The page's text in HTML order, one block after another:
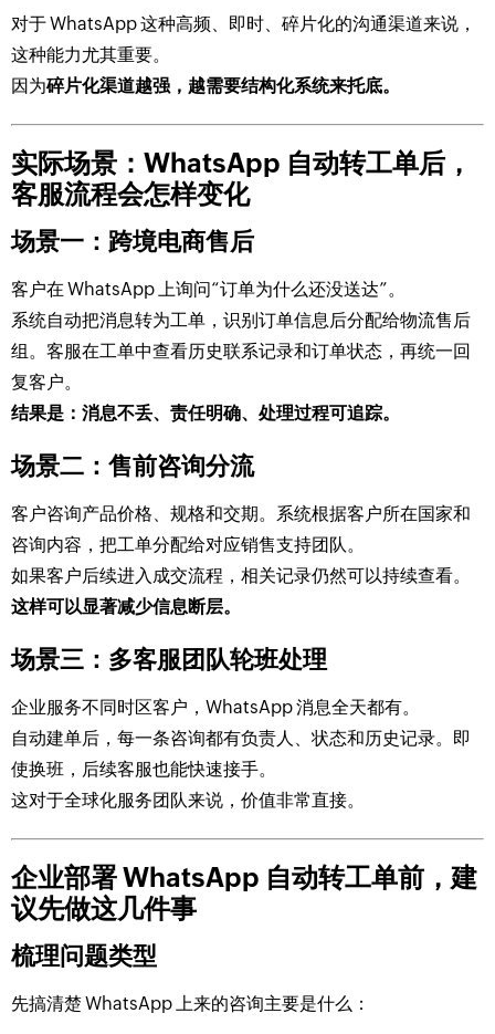
对于 WhatsApp 这种高频、即时、碎片化的沟通渠道来说，
这种能力尤其重要。
因为碎片化渠道越强，越需要结构化系统来托底。
实际场景：WhatsApp 自动转工单后，
客服流程会怎样变化
场景一：跨境电商售后
客户在 WhatsApp 上询问“订单为什么还没送达”。
系统自动把消息转为工单，识别订单信息后分配给物流售后
组。客服在工单中查看历史联系记录和订单状态，再统一回
复客户。
结果是：消息不丢、责任明确、处理过程可追踪。
场景二：售前咨询分流
客户咨询产品价格、规格和交期。系统根据客户所在国家和
咨询内容，把工单分配给对应销售支持团队。
如果客户后续进入成交流程，相关记录仍然可以持续查看。
这样可以显著减少信息断层。
场景三：多客服团队轮班处理
企业服务不同时区客户，WhatsApp 消息全天都有。
自动建单后，每一条咨询都有负责人、状态和历史记录。即
使换班，后续客服也能快速接手。
这对于全球化服务团队来说，价值非常直接。
企业部署 WhatsApp 自动转工单前，建
议先做这几件事
梳理问题类型
先搞清楚 WhatsApp 上来的咨询主要是什么：